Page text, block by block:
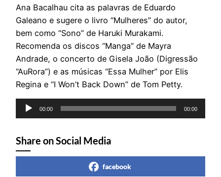
Ana Bacalhau cita as palavras de Eduardo
Galeano e sugere o livro “Mulheres” do autor,
bem como “Sono” de Haruki Murakami.
Recomenda os discos “Manga” de Mayra
Andrade, o concerto de Gisela João (Digressão
“AuRora”) e as músicas “Essa Mulher” por Elis
Regina e “I Won’t Back Down” de Tom Petty.
Reprodutor
de
00:00 00:00
Share on Social Media
facebook